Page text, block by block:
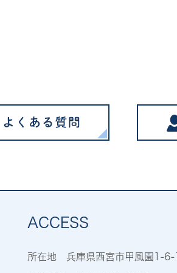
ACCESS
所在地 兵庫県西宮市甲風園1-6-1